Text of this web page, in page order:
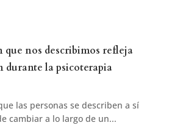
que nos describimos refleja
durante la psicoterapia
las personas se describen a sí
cambiar a lo largo de un...